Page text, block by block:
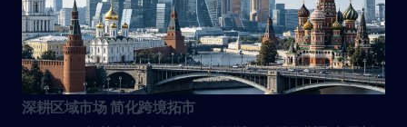
深耕区域市场 简化跨境拓市